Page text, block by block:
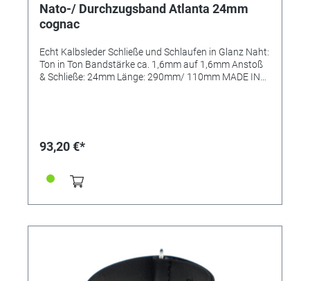
Nato-/ Durchzugsband Atlanta 24mm
cognac
Echt Kalbsleder Schließe und Schlaufen in Glanz Naht:
Ton in Ton Bandstärke ca. 1,6mm auf 1,6mm Anstoß
& Schließe: 24mm Länge: 290mm/ 110mm MADE IN
93,20 €*